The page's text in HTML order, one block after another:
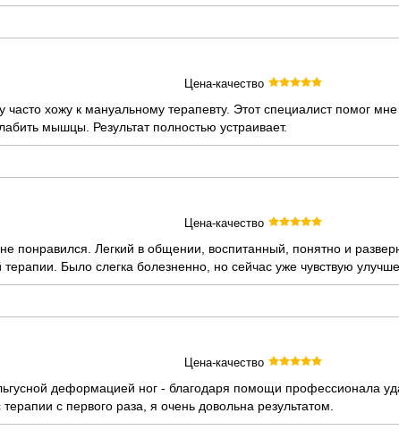
Цена-качество
хожу к мануальному терапевту. Этот специалист помог
мышцы. Результат полностью устраивает.
Цена-качество
понравился. Легкий в общении, воспитанный, понятно и
Было слегка болезненно, но сейчас уже чувствую
Цена-качество
деформацией ног - благодаря помощи профессионала
с первого раза, я очень довольна результатом.